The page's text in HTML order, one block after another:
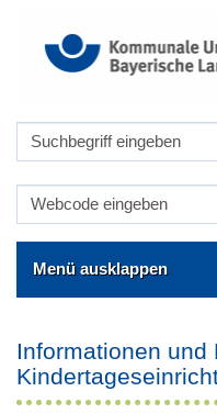
Menü ausklappen
Informationen und